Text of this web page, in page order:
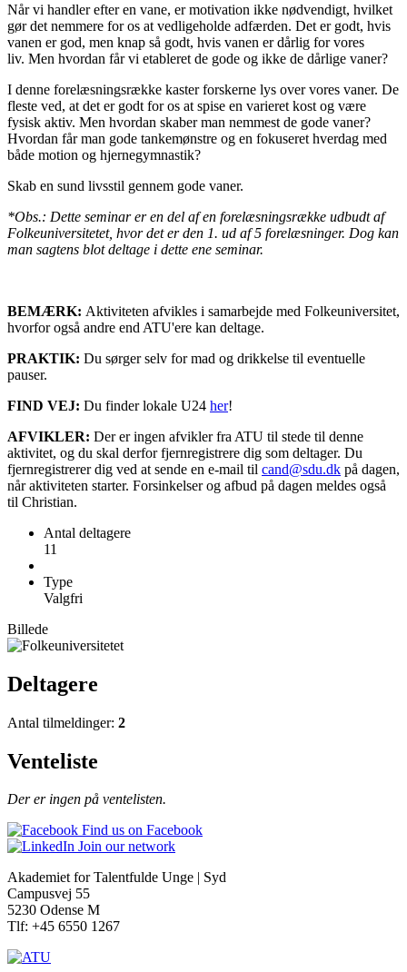
Når vi handler efter en vane, er motivation ikke nødvendigt, hvilket
gør det nemmere for os at vedligeholde adfærden. Det er godt, hvis
vanen er god, men knap så godt, hvis vanen er dårlig for vores
liv. Men hvordan får vi etableret de gode og ikke de dårlige vaner?
I denne forelæsningsrække kaster forskerne lys over vores vaner. De
fleste ved, at det er godt for os at spise en varieret kost og være
fysisk aktiv. Men hvordan skaber man nemmest de gode vaner?
Hvordan får man gode tankemønstre og en fokuseret hverdag med
både motion og hjernegymnastik?
Skab en sund livsstil gennem gode vaner.
*Obs.: Dette seminar er en del af en forelæsningsrække udbudt af
Folkeuniversitetet, hvor det er den 1. ud af 5 forelæsninger. Dog kan
man sagtens blot deltage i dette ene seminar.
BEMÆRK: Aktiviteten afvikles i samarbejde med Folkeuniversitet,
hvorfor også andre end ATU'ere kan deltage.
PRAKTIK: Du sørger selv for mad og drikkelse til eventuelle
pauser.
FIND VEJ: Du finder lokale U24 her!
AFVIKLER: Der er ingen afvikler fra ATU til stede til denne
aktivitet, og du skal derfor fjernregistrere dig som deltager. Du
fjernregistrerer dig ved at sende en e-mail til cand@sdu.dk på dagen,
når aktiviteten starter. Forsinkelser og afbud på dagen meldes også
til Christian.
Antal deltagere
11
Type
Valgfri
Billede
Deltagere
Antal tilmeldinger: 2
Venteliste
Der er ingen på ventelisten.
Find us on Facebook
Join our network
Akademiet for Talentfulde Unge | Syd
Campusvej 55
5230 Odense M
Tlf: +45 6550 1267